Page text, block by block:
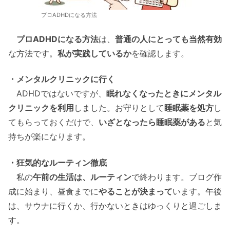
プロADHDになる方法
プロADHDになる方法は、 普通の人にとっても当然有効
な方法です。 私が実践しているかを確認します。
・メンタルクリニックに行く
ADHDではないですが、 眠れなくなったときにメンタル
クリニックを利用 しました。お守りとして 睡眠薬を処方し
てもらっておくだけで、 いざとなったら睡眠薬があると気
持ちが楽になります。
・狂気的なルーティン徹底
私の午前の生活は、ルーティンで終わります。ブログ作
成に始まり、昼食までにやることが決まっています。午後
は、サウナに行くか、行かないときはゆっくりと過ごしま
す。